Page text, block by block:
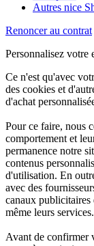
Autres nice
Renoncer au contrat
Personnalisez votre
Ce n'est qu'avec
des cookies et
d'achat
Pour ce faire, nous
comportement et
permanence notre
contenus
d'utilisation. En
avec des
canaux
même leurs services.
Avant de confirmer